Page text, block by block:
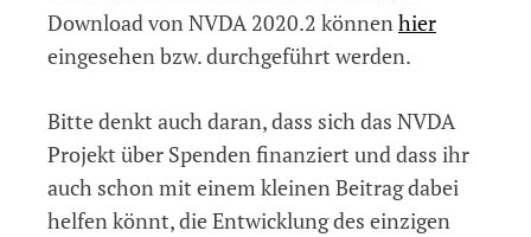
Download von NVDA 2020.2 können hier
eingesehen bzw. durchgeführt werden.
Bitte denkt auch daran, dass sich das NVDA
Projekt über Spenden finanziert und dass ihr
auch schon mit einem kleinen Beitrag dabei
helfen könnt, die Entwicklung des einzigen